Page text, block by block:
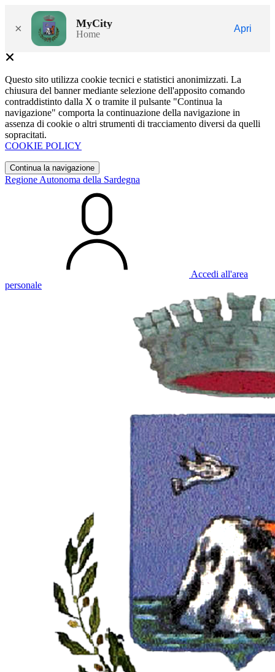
× MyCity
Home
Apri
Questo sito utilizza cookie tecnici e statistici anonimizzati. La
chiusura del banner mediante selezione dell'apposito comando
contraddistinto dalla X o tramite il pulsante "Continua la
navigazione" comporta la continuazione della navigazione in
assenza di cookie o altri strumenti di tracciamento diversi da quelli
sopracitati.
COOKIE POLICY
Continua la navigazione
Regione Autonoma della Sardegna
Accedi all'area
personale